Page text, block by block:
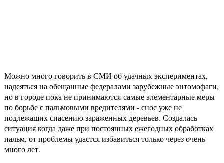
Можно много говорить в СМИ об удачных экспериментах,
надеяться на обещанные федералами зарубежные энтомофаги,
но в городе пока не принимаются самые элементарные меры
по борьбе с пальмовыми вредителями - снос уже не
подлежащих спасению зараженных деревьев. Создалась
ситуация когда даже при постоянных ежегодных обработках
пальм, от проблемы удастся избавиться только через очень
много лет.